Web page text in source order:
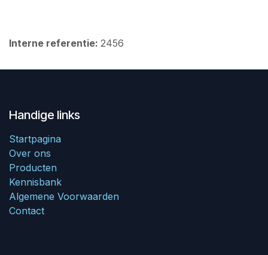
Interne referentie: 2456
Handige links
Startpagina
Over ons
Producten
Kennisbank
Algemene Voorwaarden
Contact